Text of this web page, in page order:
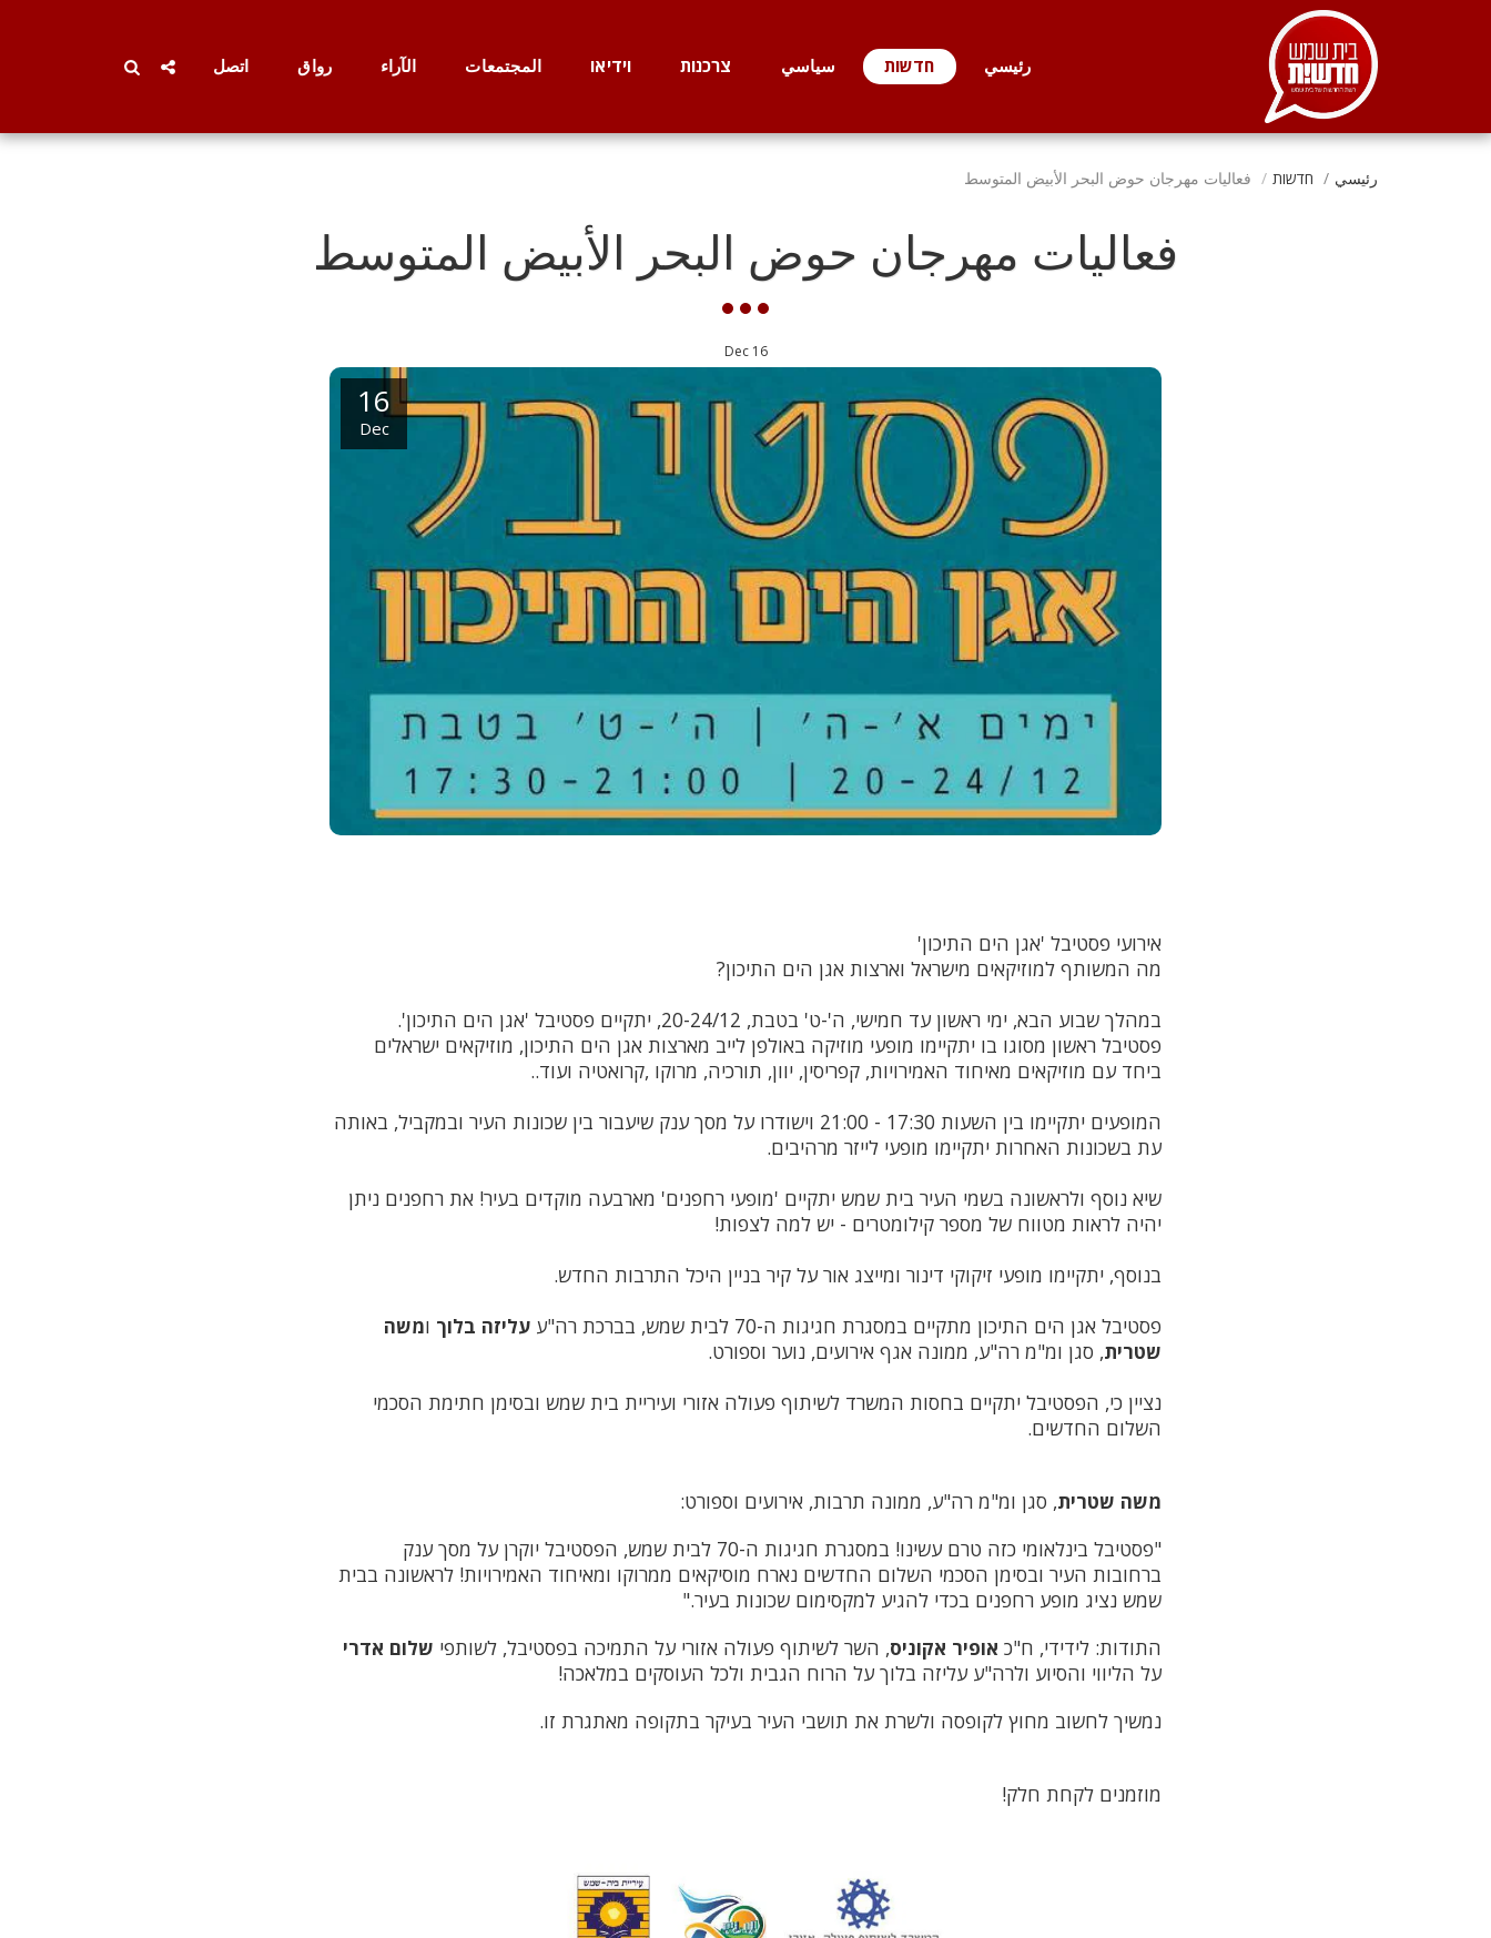
رئيسي חדשות سياسي צרכנות וידיאו المجتمعات الآراء رواق اتصل
رئيسي חדשות فعاليات مهرجان حوض البحر الأبيض المتوسط
فعاليات مهرجان حوض البحر الأبيض المتوسط
16
Dec
16
Dec
אירועי פסטיבל 'אגן הים התיכון'
מה המשותף למוזיקאים מישראל וארצות אגן הים התיכון?
במהלך שבוע הבא, ימי ראשון עד חמישי, ה'-ט' בטבת, 20-24/12, יתקיים פסטיבל 'אגן הים התיכון'.
פסטיבל ראשון מסוגו בו יתקיימו מופעי מוזיקה באולפן לייב מארצות אגן הים התיכון, מוזיקאים ישראלים
ביחד עם מוזיקאים מאיחוד האמירויות, קפריסין, יוון, תורכיה, מרוקו ,קרואטיה ועוד..
המופעים יתקיימו בין השעות 17:30 - 21:00 וישודרו על מסך ענק שיעבור בין שכונות העיר ובמקביל, באותה
עת בשכונות האחרות יתקיימו מופעי לייזר מרהיבים.
שיא נוסף ולראשונה בשמי העיר בית שמש יתקיים 'מופעי רחפנים' מארבעה מוקדים בעיר! את רחפנים ניתן
יהיה לראות מטווח של מספר קילומטרים - יש למה לצפות!
בנוסף, יתקיימו מופעי זיקוקי דינור ומייצג אור על קיר בניין היכל התרבות החדש.
פסטיבל אגן הים התיכון מתקיים במסגרת חגיגות ה-70 לבית שמש, בברכת רה"ע
עליזה בלוך ומשה
שטרית, סגן ומ"מ רה"ע, ממונה אגף אירועים, נוער וספורט.
נציין כי, הפסטיבל יתקיים בחסות המשרד לשיתוף פעולה אזורי ועיריית בית שמש ובסימן חתימת הסכמי
השלום החדשים.
משה שטרית, סגן ומ"מ רה"ע, ממונה תרבות, אירועים וספורט:
"פסטיבל בינלאומי כזה טרם עשינו! במסגרת חגיגות ה-70 לבית שמש, הפסטיבל יוקרן על מסך ענק
ברחובות העיר ובסימן הסכמי השלום החדשים נארח מוסיקאים ממרוקו ומאיחוד האמירויות! לראשונה בבית
שמש נציג מופע רחפנים בכדי להגיע למקסימום שכונות בעיר."
התודות: לידידי, ח"כ אופיר אקוניס, השר לשיתוף פעולה אזורי על התמיכה בפסטיבל, לשותפי שלום אדרי
על הליווי והסיוע ולרה"ע עליזה בלוך על הרוח הגבית ולכל העוסקים במלאכה!
נמשיך לחשוב מחוץ לקופסה ולשרת את תושבי העיר בעיקר בתקופה מאתגרת זו.
מוזמנים לקחת חלק!